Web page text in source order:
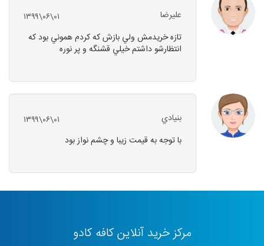
عليرضا
۱۳۹۹\۰۶\۰۱
تازه خريدمش ولي بازش که کردم هموني بود که
انتظارشو داشتم خيلي قشنگه و پر نوره
بنيادي
۱۳۹۹\۰۶\۰۱
با توجه به قيمت زيبا و چشم نواز بود
مرکز خرید آنلاین کافه کادو